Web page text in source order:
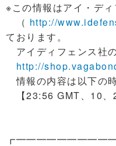
※この情報はアイ・デ
（ http://
ております。
アイディフェンス社
http://
情報の内容は以下の
【23:56 GMT、10、